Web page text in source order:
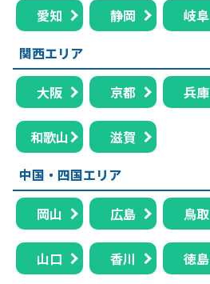
愛知 静岡 岐阜
関西エリア
大阪 京都 兵庫
和歌山
滋賀
中国・四国エリア
岡山 広島 鳥取
山口 香川 徳島